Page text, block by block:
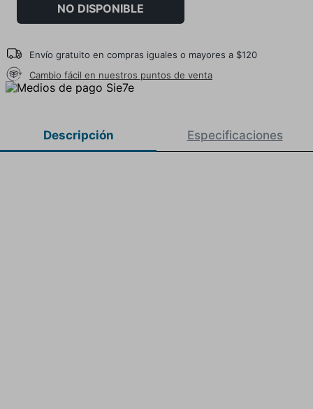
NO DISPONIBLE
Envío gratuito en compras iguales o mayores a $120
Cambio fácil en nuestros puntos de venta
Descripción Especificaciones